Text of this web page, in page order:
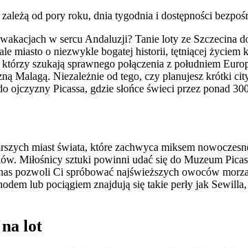
od pory roku, dnia tygodnia i dostępności
w sercu Andaluzji? Tanie loty ze
miasto o niezwykle bogatej historii, tętniącej
szukają sprawnego połączenia z południem
Malagą. Niezależnie od tego, czy planujesz krótki
ojczyzny Picassa, gdzie słońce świeci przez ponad
miast świata, które zachwyca miksem
Miłośnicy sztuki powinni udać się do Muzeum
pozwoli Ci spróbować najświeższych owoców
lub pociągiem znajdują się takie perły jak
lot